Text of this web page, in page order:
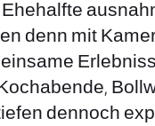
denn mit
dennoch